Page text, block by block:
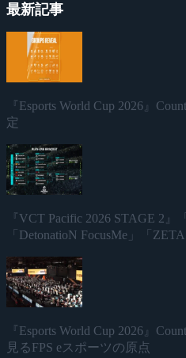
最新記事
『Esports World Cup 2026』
定
『VCT Pacific 2026 STAGE 2
「DetonatioN FocusMe」「
『Esports World Cup 2026』
見るFPS eスポーツの原点